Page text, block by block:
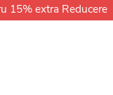
15% extra Reducere